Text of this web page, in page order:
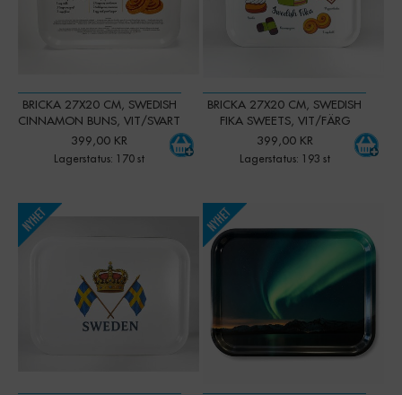
BRICKA 27X20 CM, SWEDISH
CINNAMON BUNS, VIT/SVART
399,00 KR
Lagerstatus: 170 st
BRICKA 27X20 CM, SWEDISH
FIKA SWEETS, VIT/FÄRG
399,00 KR
Lagerstatus: 193 st
Qty: Qty: